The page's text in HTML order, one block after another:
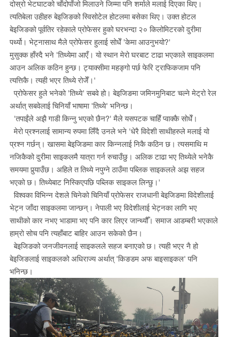
दोस्रो भेटघाटको चाँदोपाँजो मिलाउने जिम्मा पनि शर्माले मलाई दिएका थिए।
त्यतिबेला उहीहरु बेइजिङको स्विसोटेल होटलमा बसेका थिए। उक्त होटल
बेइजिङको पूर्वतिर रहेकाले प्रोफेसर हुको घरभन्दा २० किलोमिटरको दुरीमा
पर्थ्यो। भेट्नासाथ मैले प्रोफेसर हुलाई सोधेँ 'केमा आउनुभयो?'
मुसुक्क हाँस्दै भने 'तिथ्येमा आएँ। यो स्थान मेरो घरबाट टाढा भएकाले साइकलमा
आउन अलिक कठिन हुन्छ। ट्याक्सीमा महङ्गो पर्छ फेरि ट्राफिकजाम पनि
त्यत्तिकै। त्यही भएर तिथ्ये रोजेँ।'
प्रोफेसर हुले भनेको 'तिथ्ये' सबवे हो। बेइजिङमा जमिनमुनिबाट चल्ने मेट्रो रेल
अर्थात् सबवेलाई चिनियाँ भाषामा 'तिथ्ये' भनिन्छ।
'तपाईंले अझै गाडी किन्नु भएको छैन?' मैले यसपटक चाहिँ प्वाक्कै सोधेँ।
मेरो प्रश्नलाई सामान्य रुपमा लिँदै उनले भने 'धेरै विदेशी साथीहरुले मलाई यो
प्रश्न गर्छन्। खासमा बेइजिङमा कार किन्नलाई निकै कठिन छ। त्यसमाथि म
नजिकैको दुरीमा साइकलमै यात्रा गर्न रुचाउँछु। अलिक टाढा भए तिथ्येले भनेकै
समयमा पुर्‍याउँछ। अहिले त तिथ्ये नपुग्ने ठाउँमा पब्लिक साइकलले अझ सहज
भएको छ। तिथ्येबाट निस्किएपछि पब्लिक साइकल लिन्छु।'
विश्वका विभिन्न देशले चिनेको चिनियाँ प्रोफेसर राजधानी बेइजिङमा विदेशीलाई
भेट्न जाँदा साइकलमा जान्छन्। नेपाली भए विदेशीलाई भेट्नका लागि भए
साथीको कार नभए भाडामा भए पनि कार लिएर जान्थ्यौँ। समाज आडम्बरी भएकाले
हाम्रो सोच पनि त्यहाँबाट बाहिर आउन सकेको छैन।
बेइजिङको जनजीवनलाई साइकलले सहज बनाएको छ। त्यही भएर नै हो
बेइजिङलाई साइकलको अधिराज्य अर्थात् 'किङडम अफ बाइसाइकल' पनि
भनिन्छ।